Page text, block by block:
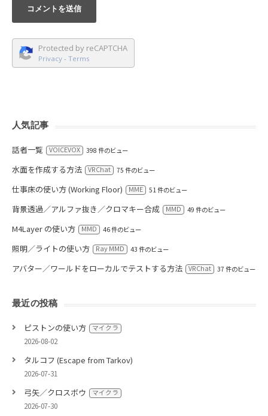
Protected by reCAPTCHA
Privacy - Terms
人気記事
話者一覧 VOICEVOX 398 件のビュー
水面を作成する方法 VRChat 75 件のビュー
仕事床の使い方 (Working Floor) MME 51 件のビュー
背景透過／アルファ抜き／クロマキー合成 MMD 49 件のビュー
M4Layer の使い方 MMD 46 件のビュー
照明／ライトの使い方 Ray MMD 43 件のビュー
アバター／ワールドをローカルでテストする方法 VRChat 37 件のビュー
最近の投稿
ピストンの使い方 マイクラ
2026-08-02
タルコフ (Escape from Tarkov)
2026-07-31
弓矢／クロスボウ マイクラ
2026-07-30